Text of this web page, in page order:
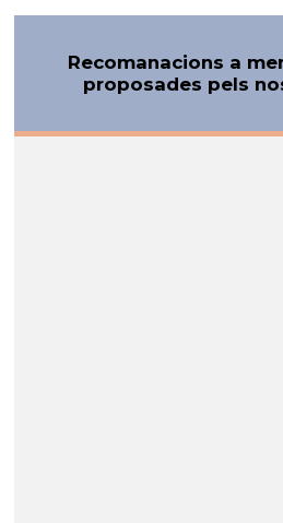
Recomanacions a
proposades pels